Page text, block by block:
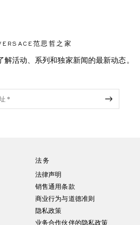
范思哲之家
活动、系列和独家新闻的最新动态。
法务
法律声明
销售通用条款
商业行为与道德准则
隐私政策
业务合作伙伴的隐私政策